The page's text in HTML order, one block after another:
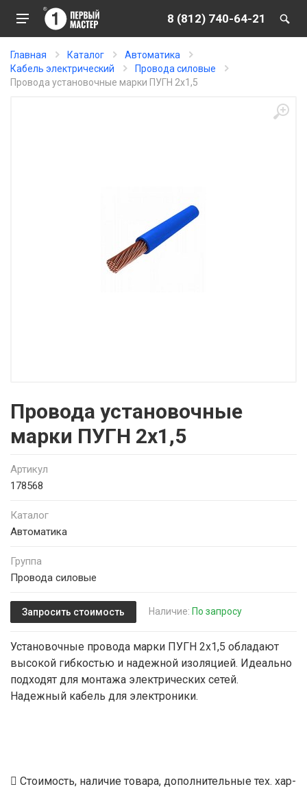
8 (812) 740-64-21
Главная Каталог
Автоматика
Кабель электрический
Провода силовые
Провода установочные марки ПУГН 2х1,5
Провода установочные
марки ПУГН 2х1,5
Артикул
178568
Каталог
Автоматика
Группа
Провода силовые
Запросить стоимость Наличие: По запросу
Установочные провода марки ПУГН 2х1,5 обладают
высокой гибкостью и надежной изоляцией. Идеально
подходят для монтажа электрических сетей.
Надежный кабель для электроники.
Стоимость, наличие товара, дополнительные тех. хар-